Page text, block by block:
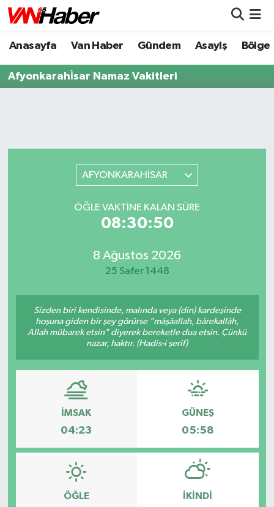
Anasayfa Van Haber Gündem Asayiş Bölge
Afyonkarahi̇sar Namaz Vakitleri
AFYONKARAHİSAR
ÖĞLE VAKTİNE KALAN SÜRE
08:30:49
8 Ağustos 2026
25 Safer 1448
Sizden biri kendisinde, malında veya (din) kardeşinde
hoşuna giden bir şey görürse "mâşâallah, bârekallâh,
Allah mübarek etsin" diyerek bereketle dua etsin. Çünkü
nazar, haktır. (Hadis-i şerif)
İMSAK
04:23
GÜNEŞ
05:58
ÖĞLE İKINDI
Nöbetçi Eczaneler
Hava Durumu
Tüm Manşetler
Son Dakika Haberleri